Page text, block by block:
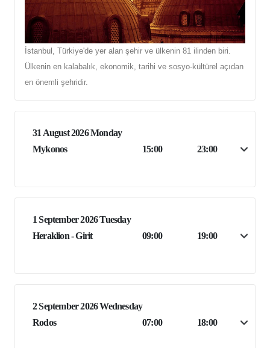
İstanbul, Türkiye'de yer alan şehir ve ülkenin 81 ilinden biri.
Ülkenin en kalabalık, ekonomik, tarihi ve sosyo-kültürel açıdan
en önemli şehridir.
31 August 2026 Monday
Mykonos
15:00 23:00
1 September 2026 Tuesday
Heraklion - Girit
09:00 19:00
2 September 2026 Wednesday
Rodos
07:00 18:00